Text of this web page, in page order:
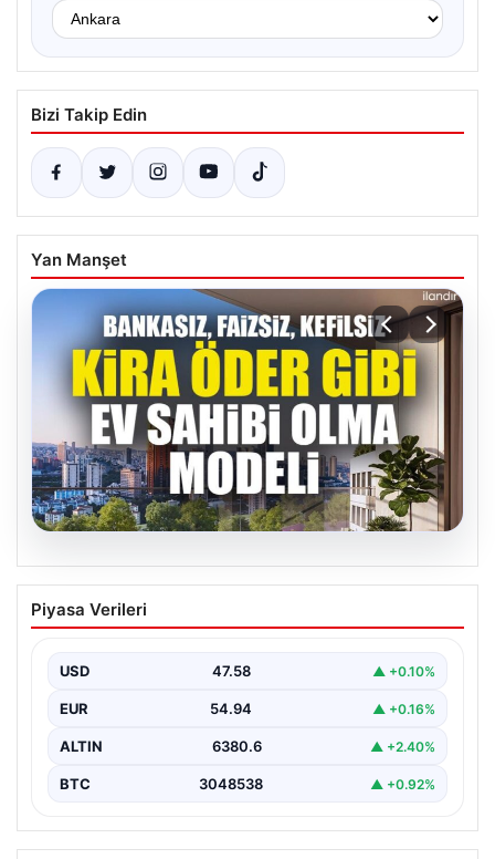
Bizi Takip Edin
Yan Manşet
04.08.2026
DAP Yapı’dan bir ilk! Emlak Konut
güvencesi Dap vizyonuyla kendi
Piyasa Verileri
USD 47.58 ▲ +0.10%
EUR 54.94 ▲ +0.16%
ALTIN 6380.6 ▲ +2.40%
BTC 3048538 ▲ +0.92%